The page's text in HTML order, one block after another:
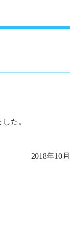
た。
2018年10